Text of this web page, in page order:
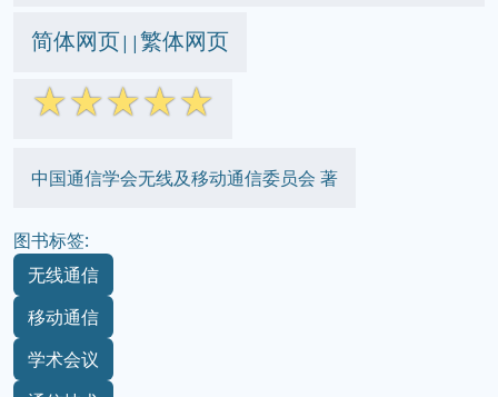
简体网页||繁体网页
☆☆☆☆☆
中国通信学会无线及移动通信委员会 著
图书标签:
无线通信
移动通信
学术会议